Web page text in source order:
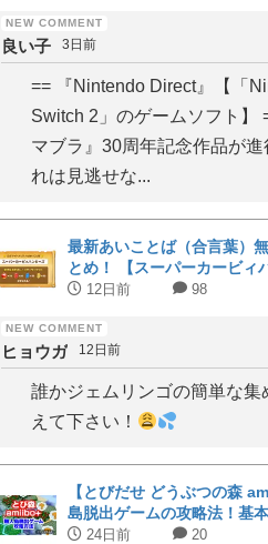
良い子 3日前
== 『Nintendo Direct』【「
Switch 2」のゲームソフト】
マブラ』30周年記念作品が進
れは見逃せな...
最新あいことば（合言葉）
とめ！ 【スーパーカービィ
12日前 98
ヒョウガ 12日前
誰かジェムリンゴの簡単な集
えて下さい！
【とびだせ どうぶつの森
島脱出ゲームの攻略法！基本
24日前 20